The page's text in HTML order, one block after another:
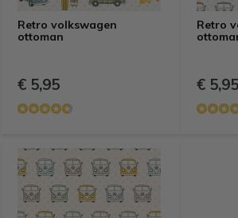
Retro volkswagen
ottoman
€ 5,95
Retro
€ 5,95